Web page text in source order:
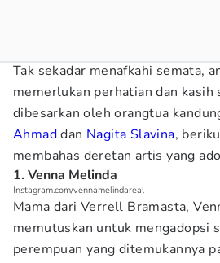
Tak sekadar menafkahi semata,
memerlukan perhatian dan kasih
dibesarkan oleh orangtua
Ahmaddan Nagita Slavina,
membahas deretan artis yang
1. Venna Melinda
Instagram.com/vennamelindareal
Mama dari Verrell Bramasta,
memutuskan untuk mengadopsi
perempuan yang ditemukannya